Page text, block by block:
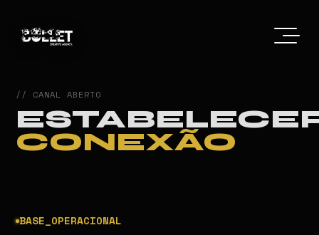
// CANAL ABERTO
CONEXÃO
BASE_OPERACIONAL